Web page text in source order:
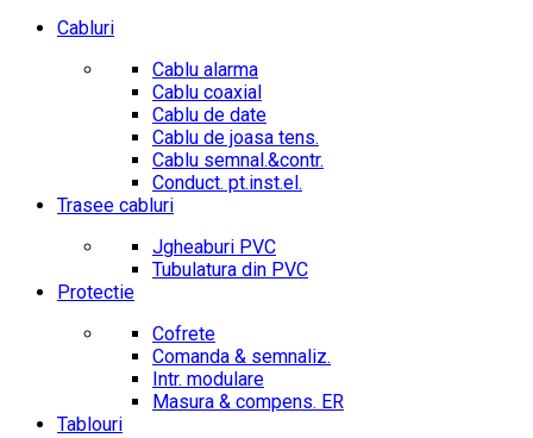
Cabluri
Cablu alarma
Cablu coaxial
Cablu de date
Cablu de joasa tens.
Cablu semnal.&contr.
Conduct. pt.inst.el.
Trasee cabluri
Jgheaburi PVC
Tubulatura din PVC
Protectie
Cofrete
Comanda & semnaliz.
Intr. modulare
Masura & compens. ER
Tablouri